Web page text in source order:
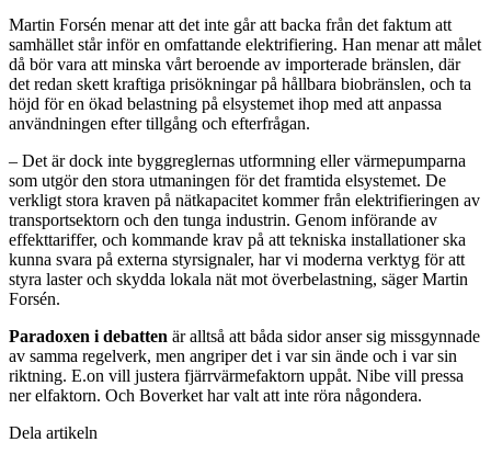
Martin Forsén menar att det inte går att backa från det faktum att
samhället står inför en omfattande elektrifiering. Han menar att målet
då bör vara att minska vårt beroende av importerade bränslen, där
det redan skett kraftiga prisökningar på hållbara biobränslen, och ta
höjd för en ökad belastning på elsystemet ihop med att anpassa
användningen efter tillgång och efterfrågan.
– Det är dock inte byggreglernas utformning eller värmepumparna
som utgör den stora utmaningen för det framtida elsystemet. De
verkligt stora kraven på nätkapacitet kommer från elektrifieringen av
transportsektorn och den tunga industrin. Genom införande av
effekttariffer, och kommande krav på att tekniska installationer ska
kunna svara på externa styrsignaler, har vi moderna verktyg för att
styra laster och skydda lokala nät mot överbelastning, säger Martin
Forsén.
Paradoxen i debatten är alltså att båda sidor anser sig missgynnade
av samma regelverk, men angriper det i var sin ände och i var sin
riktning. E.on vill justera fjärrvärmefaktorn uppåt. Nibe vill pressa
ner elfaktorn. Och Boverket har valt att inte röra någondera.
Dela artikeln